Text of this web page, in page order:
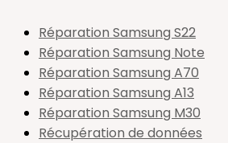
Réparation Samsung S22
Réparation Samsung Note
Réparation Samsung A70
Réparation Samsung A13
Réparation Samsung M30
Récupération de données